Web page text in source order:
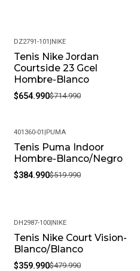
-8%
DZ2791-101 |NIKE
Tenis Nike Jordan
Courtside 23 Gcel
Hombre-Blanco
$654.990$714.990
-26%
401360-01 |PUMA
Tenis Puma Indoor
Hombre-Blanco/Negro
$384.990$519.990
-25%
DH2987-100|NIKE
Tenis Nike Court Vision-
Blanco/Blanco
$359.990$479.990